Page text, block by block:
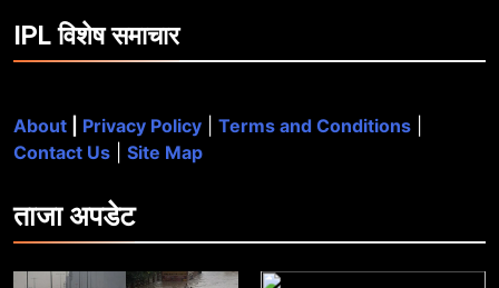
IPL विशेष समाचार
About Privacy Policy Terms and Conditions
Contact Us
Site Map
ताजाअपडेट